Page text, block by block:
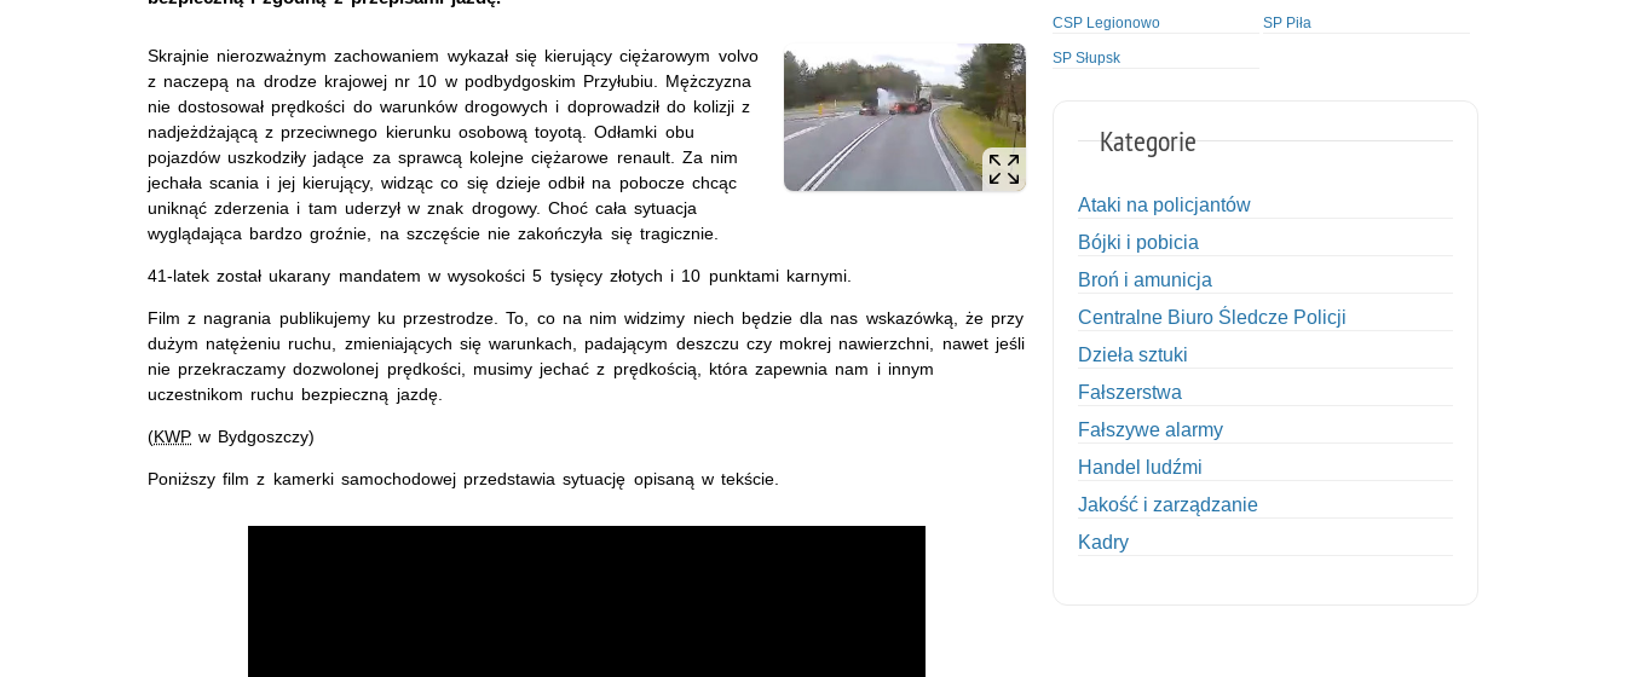
Skrajnie nierozważnym zachowaniem wykazał się kierujący ciężarowym volvo
z naczepą na drodze krajowej nr 10 w podbydgoskim Przyłubiu. Mężczyzna
nie dostosował prędkości do warunków drogowych i doprowadził do kolizji z
nadjeżdżającą z przeciwnego kierunku osobową toyotą. Odłamki obu
pojazdów uszkodziły jadące za sprawcą kolejne ciężarowe renault. Za nim
jechała scania i jej kierujący, widząc co się dzieje odbił na pobocze chcąc
uniknąć zderzenia i tam uderzył w znak drogowy. Choć cała sytuacja
wyglądająca bardzo groźnie, na szczęście nie zakończyła się tragicznie.
41-latek został ukarany mandatem w wysokości 5 tysięcy złotych i 10 punktami karnymi.
Film z nagrania publikujemy ku przestrodze. To, co na nim widzimy niech będzie dla nas wskazówką, że przy
dużym natężeniu ruchu, zmieniających się warunkach, padającym deszczu czy mokrej nawierzchni, nawet jeśli
nie przekraczamy dozwolonej prędkości, musimy jechać z prędkością, która zapewnia nam i innym
uczestnikom ruchu bezpieczną jazdę.
(KWP w Bydgoszczy)
Poniższy film z kamerki samochodowej przedstawia sytuację opisaną w tekście.
CSP Legionowo SP Piła
SP Słupsk
Kategorie
Ataki na policjantów
Bójki i pobicia
Broń i amunicja
Centralne Biuro Śledcze Policji
Dzieła sztuki
Fałszerstwa
Fałszywe alarmy
Handel ludźmi
Jakość i zarządzanie
Kadry